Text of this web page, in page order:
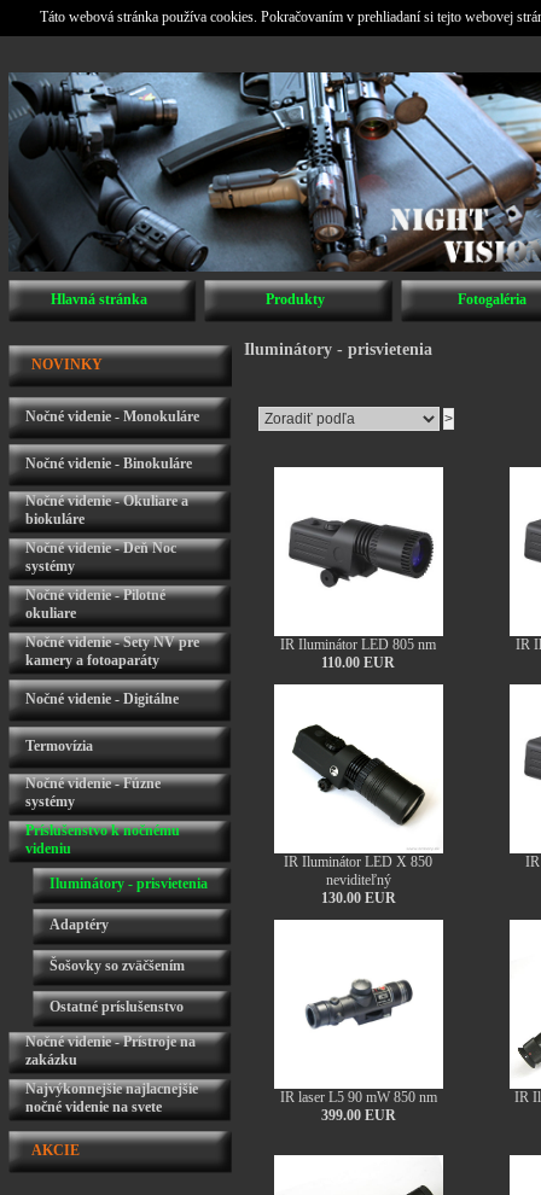
Táto webová stránka používa cookies. Pokračovaním v prehliadaní si tejto webovej
Hlavná stránka Produkty Fotogaléria
NOVINKY
Nočné videnie - Monokuláre
Nočné videnie - Binokuláre
Nočné videnie - Okuliare a
biokuláre
Nočné videnie - Deň Noc
systémy
Nočné videnie - Pilotné
okuliare
Nočné videnie - Sety NV pre
kamery a fotoaparáty
Nočné videnie - Digitálne
Termovízia
Nočné videnie - Fúzne
systémy
Príslušenstvo k nočnému
videniu
Iluminátory - prisvietenia
Adaptéry
Šošovky so zväčšením
Ostatné príslušenstvo
Nočné videnie - Prístroje na
zakázku
Najvýkonnejšie najlacnejšie
nočné videnie na svete
AKCIE
Iluminátory - prisvietenia
IR Iluminátor LED 805 nm
110.00 EUR
IR
IR Iluminátor LED X 850
neviditeľný
130.00 EUR
IR laser L5 90 mW 850 nm
399.00 EUR
IR